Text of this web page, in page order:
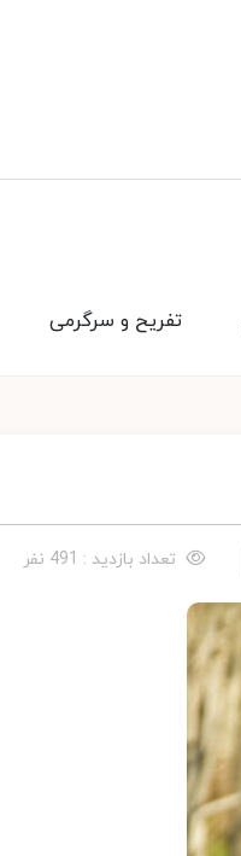
تفریح و سرگرمی
تعداد بازدید : 491 نفر